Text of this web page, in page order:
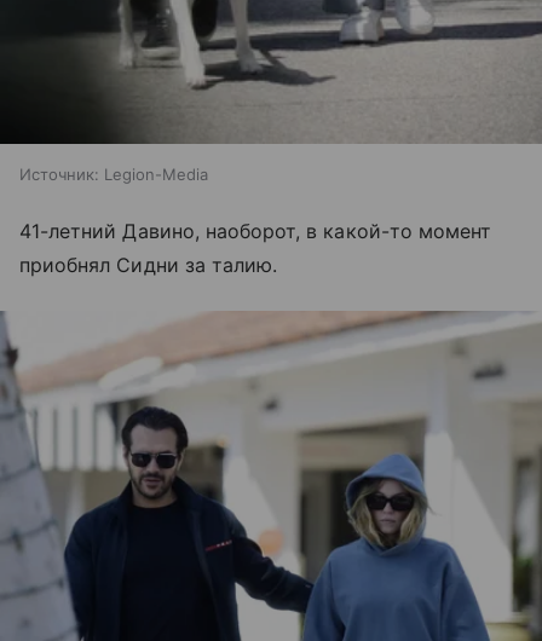
Источник: Legion-Media
41-летний Давино, наоборот, в какой-то момент
приобнял Сидни за талию.